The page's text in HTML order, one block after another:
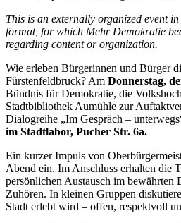
This is an externally organized event in
format, for which Mehr Demokratie
regarding content or organization.
Wie erleben Bürgerinnen und Bürger
Fürstenfeldbruck? Am Donnerstag,
Bündnis für Demokratie, die
Stadtbibliothek Aumühle zur
Dialogreihe „Im Gespräch –
im Stadtlabor, Pucher Str. 6a.
Ein kurzer Impuls von
Abend ein. Im Anschluss erhalten die
persönlichen Austausch im bewährten
Zuhören. In kleinen Gruppen
Stadt erlebt wird – offen, respektvoll